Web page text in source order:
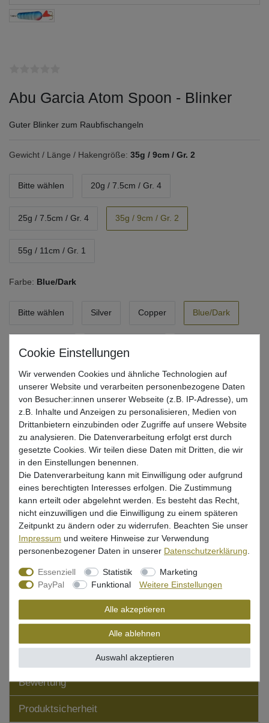
Abu Garcia Atom Spoon - Blinker
Guter Blinker zum Raubfischangeln
Gewicht / Länge / Hakengröße: 35g / 9cm / Gr. 2
Bitte wählen 20g / 7.5cm / Gr. 4
25g / 7.5cm / Gr. 4 35g / 9cm / Gr. 2
55g / 11cm / Gr. 1
Farbe: Blue/Dark
Bitte wählen Silver Copper Blue/Dark
Tiger
UVP 8,99 €
7,54 EUR*
* inkl. ges. MwSt. zzgl. Versandkosten
Lieferzeit 1-3 Tage (Deutschland); 3-7 Tage (Ausland)
Informationen zur Berechnung des Liefertermins hier
Nur noch 2 Stück verfügbar
In den Warenkorb
Wunschliste
Bewertung
Produktsicherheit
Wir verwenden Cookies und ähnliche Technologien auf
unserer Website und verarbeiten personenbezogene Daten
von Besucher:innen unserer Webseite (z.B. IP-Adresse), um
z.B. Inhalte und Anzeigen zu personalisieren, Medien von
Drittanbietern einzubinden oder Zugriffe auf unsere Website
zu analysieren. Die Datenverarbeitung erfolgt erst durch
gesetzte Cookies. Wir teilen diese Daten mit Dritten, die wir
in den Einstellungen benennen.
Die Datenverarbeitung kann mit Einwilligung oder aufgrund
eines berechtigten Interesses erfolgen. Die Zustimmung
kann erteilt oder abgelehnt werden. Es besteht das Recht,
nicht einzuwilligen und die Einwilligung zu einem späteren
Zeitpunkt zu ändern oder zu widerrufen. Beachten Sie unser
Impressum und weitere Hinweise zur Verwendung
personenbezogener Daten in unserer Daten­schutz­erklärung
Essenziell Statistik
Marketing
PayPal
Funktional Weitere Einstellungen
Alle akzeptieren
Alle ablehnen
Auswahl akzeptieren